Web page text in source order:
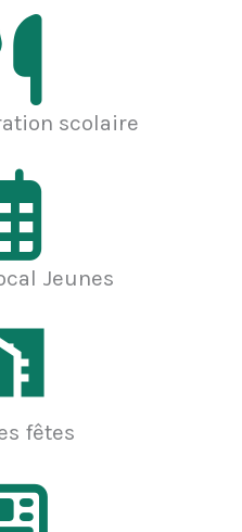
scolaire
Jeunes
fêtes